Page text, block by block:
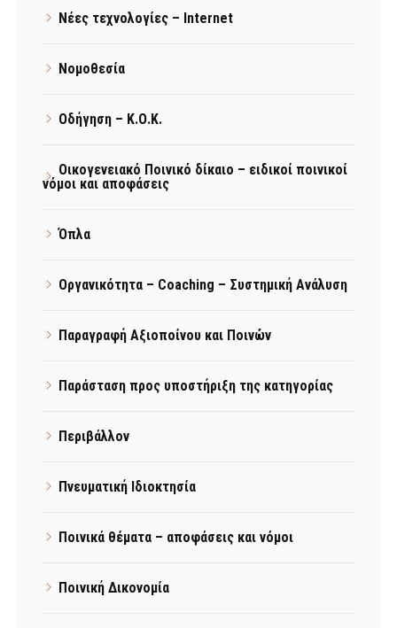
Νέες τεχνολογίες – Internet
Νομοθεσία
Οδήγηση – Κ.Ο.Κ.
Οικογενειακό Ποινικό δίκαιο – ειδικοί ποινικοί
νόμοι και αποφάσεις
Όπλα
Οργανικότητα – Coaching – Συστημική Ανάλυση
Παραγραφή Αξιοποίνου και Ποινών
Παράσταση προς υποστήριξη της κατηγορίας
Περιβάλλον
Πνευματική Ιδιοκτησία
Ποινικά θέματα – αποφάσεις και νόμοι
Ποινική Δικονομία